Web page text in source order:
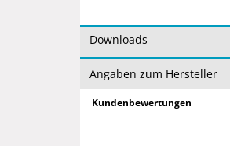
geeignet ist.
Sollten Sie eine größere
gerne an.
Downloads
Angaben zum Hersteller
Kundenbewertungen